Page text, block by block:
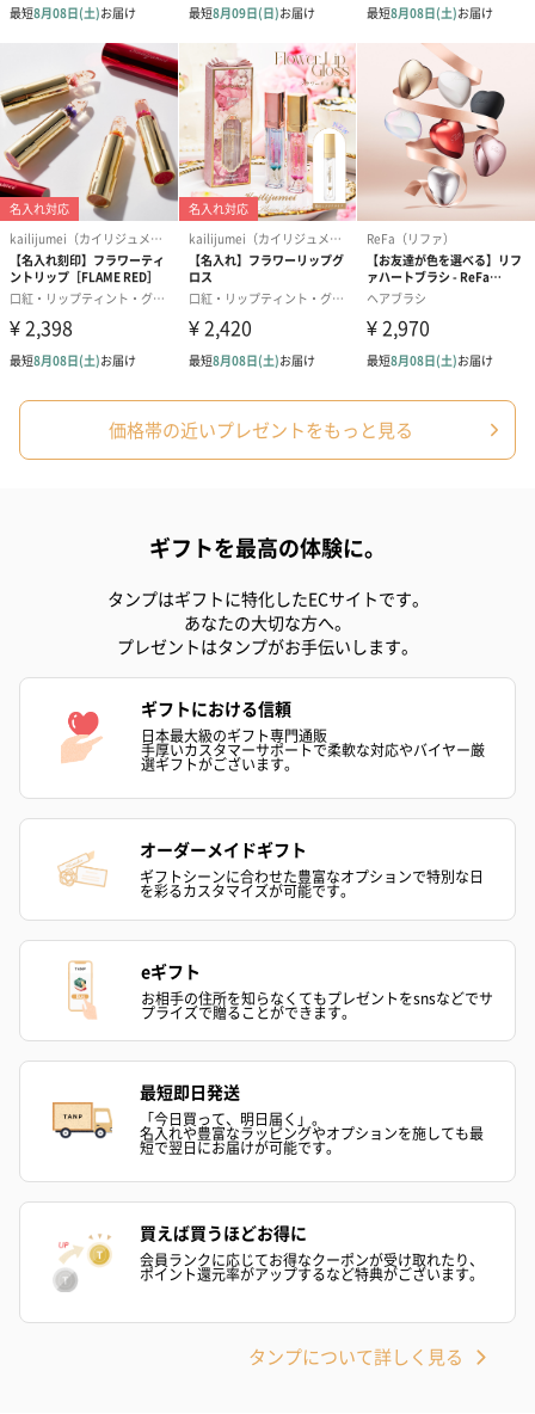
価格帯の近いプレゼントをもっと見る
ギフトを最高の体験に。
タンプはギフトに特化したECサイトです。
あなたの大切な方へ。
プレゼントはタンプがお手伝いします。
ギフトにおける信頼
日本最大級のギフト専門通販
手厚いカスタマーサポートで柔軟な対応やバイヤー厳
選ギフトがございます。
オーダーメイドギフト
ギフトシーンに合わせた豊富なオプションで特別な日
を彩るカスタマイズが可能です。
eギフト
お相手の住所を知らなくてもプレゼントをsnsなどでサ
プライズで贈ることができます。
最短即日発送
「今日買って、明日届く」。
名入れや豊富なラッピングやオプションを施しても最
短で翌日にお届けが可能です。
買えば買うほどお得に
会員ランクに応じてお得なクーポンが受け取れたり、
ポイント還元率がアップするなど特典がございます。
タンプについて詳しく見る